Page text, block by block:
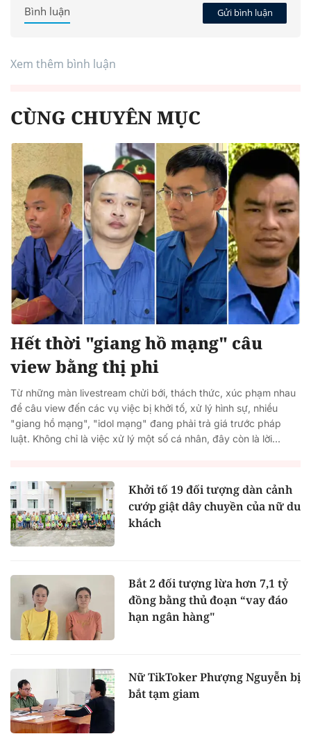
Gửi bình luận
Bình luận
Xem thêm bình luận
CÙNG CHUYÊN MỤC
Hết thời "giang hồ mạng" câu
view bằng thị phi
Từ những màn livestream chửi bới, thách thức, xúc phạm nhau
để câu view đến các vụ việc bị khởi tố, xử lý hình sự, nhiều
"giang hồ mạng", "idol mạng" đang phải trả giá trước pháp
luật. Không chỉ là việc xử lý một số cá nhân, đây còn là lời...
Khởi tố 19 đối tượng dàn cảnh
cướp giật dây chuyền của nữ du
khách
Bắt 2 đối tượng lừa hơn 7,1 tỷ
đồng bằng thủ đoạn “vay đáo
hạn ngân hàng"
Nữ TikToker Phượng Nguyễn bị
bắt tạm giam